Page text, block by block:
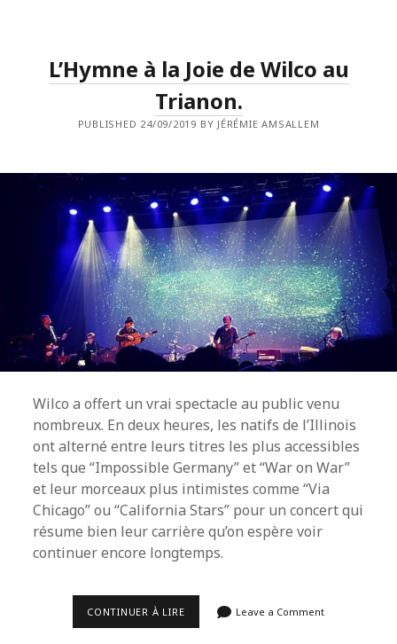
L’Hymne à la Joie de Wilco au
Trianon.
PUBLISHED 24/09/2019 BY JÉRÉMIE AMSALLEM
Wilco a offert un vrai spectacle au public venu
nombreux. En deux heures, les natifs de l’Illinois
ont alterné entre leurs titres les plus accessibles
tels que “Impossible Germany” et “War on War”
et leur morceaux plus intimistes comme “Via
Chicago” ou “California Stars” pour un concert qui
résume bien leur carrière qu’on espère voir
continuer encore longtemps.
CONTINUER À LIREL’HYMNE Leave a Comment